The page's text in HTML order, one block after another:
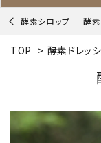
酵素シロップ 酵
TOP > 酵素ドレッ